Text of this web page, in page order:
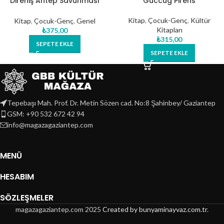
Kitap, Çocuk-Genç, Genel
₺375,00
SEPETE EKLE
Kitap, Çocuk-Genç, Kültür
Kitapları
₺315,00
SEPETE EKLE
Tepebaşı Mah. Prof. Dr. Metin Sözen cad. No:8 Şahinbey/ Gaziantep
GSM: +90 532 672 42 94
info@magazagaziantep.com
MENÜ
HESABIM
SÖZLEŞMELER
magazagaziantep.com 2025 Created by bunyaminayvaz.com.tr.